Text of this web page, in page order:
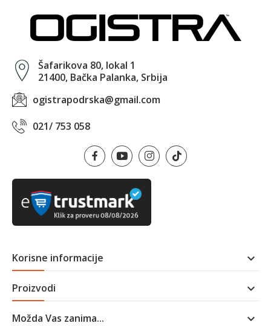
Šafarikova 80, lokal 1
21400, Bačka Palanka, Srbija
ogistrapodrska@gmail.com
021/ 753 058
Korisne informacije 
Proizvodi 
Možda Vas zanima... 